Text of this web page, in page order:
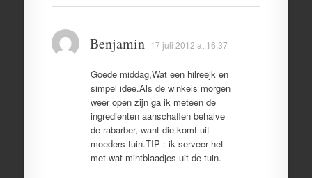
Benjamin 17 juli 2012 at 16:37
Goede middag,Wat een hilreejk en
simpel idee.Als de winkels morgen
weer open zijn ga ik meteen de
ingredienten aanschaffen behalve
de rabarber, want die komt uit
moeders tuin.TIP : ik serveer het
met wat mintblaadjes uit de tuin.